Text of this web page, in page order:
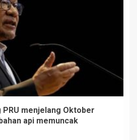
menjelang Oktober
api memuncak